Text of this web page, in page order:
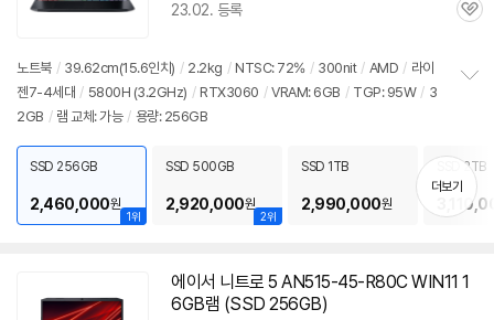
23.02. 등록
관
노트북 / 39.62cm(15.6인치) / 2.2kg / NTSC: 72% / 300nit / AMD / 라이
젠7-4세대 / 5800H (3.2GHz) / RTX3060 / VRAM: 6GB / TGP: 95W / 3
2GB / 램 교체: 가능 / 용량: 256GB
치
기
1위
SSD 256GB
2,460,000원
2위
SSD 500GB
2,920,000원
SSD 1TB
2,990,000원
SSD 2TB
더보기
에이서 니트로 5 AN515-45-R80C WIN11 1
6GB램 (SSD 256GB)